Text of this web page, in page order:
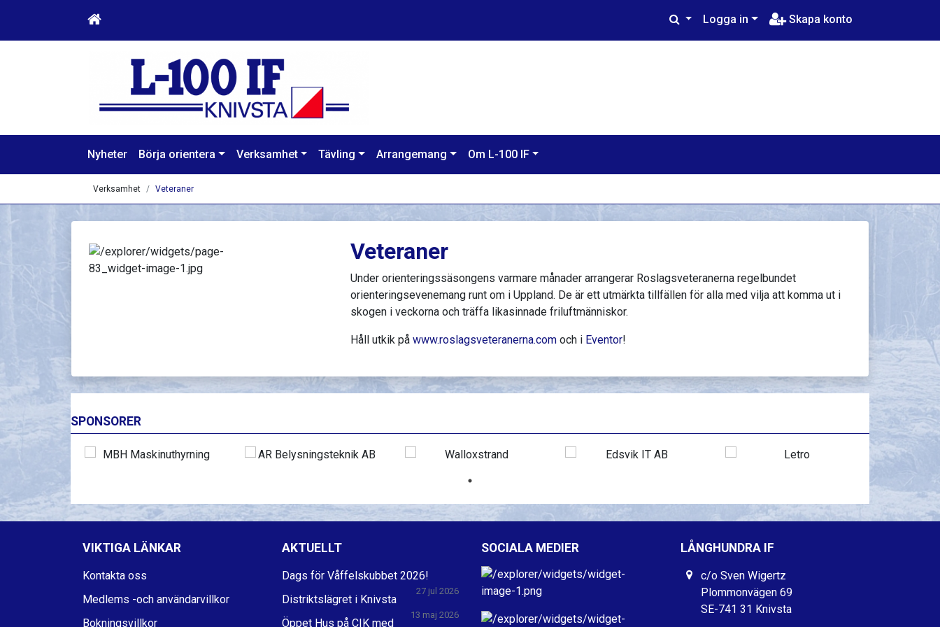
Logga in Skapa konto
Nyheter Börja orientera Verksamhet Tävling Arrangemang Om L-100 IF
Verksamhet Veteraner
Veteraner
Under orienteringssäsongens varmare månader arrangerar Roslagsveteranerna regelbundet
orienteringsevenemang runt om i Uppland. De är ett utmärkta tillfällen för alla med vilja att komma ut i
skogen i veckorna och träffa likasinnade friluftmänniskor.
Håll utkik på www.roslagsveteranerna.com och i Eventor!
SPONSORER
VIKTIGA LÄNKAR
Kontakta oss
Medlems -och användarvillkor
Bokningsvillkor
AKTUELLT
Dags för Våffelskubbet 2026!
27 jul 2026
Distriktslägret i Knivsta
13 maj 2026
Öppet Hus på CIK med
SOCIALA MEDIER LÅNGHUNDRA IF
c/o Sven Wigertz
Plommonvägen 69
SE-741 31 Knivsta